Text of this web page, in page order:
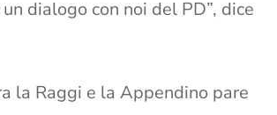
dialogo con noi del PD”, dice
la Raggi e la Appendino pare